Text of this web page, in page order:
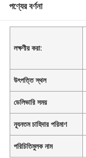
পণ্যের বর্ণনা
লক্ষণীয় করা:
উৎপত্তি স্থল
ডেলিভারি সময়
ন্যূনতম চাহিদার পরিমাণ
পরিচিতিমুলক নাম